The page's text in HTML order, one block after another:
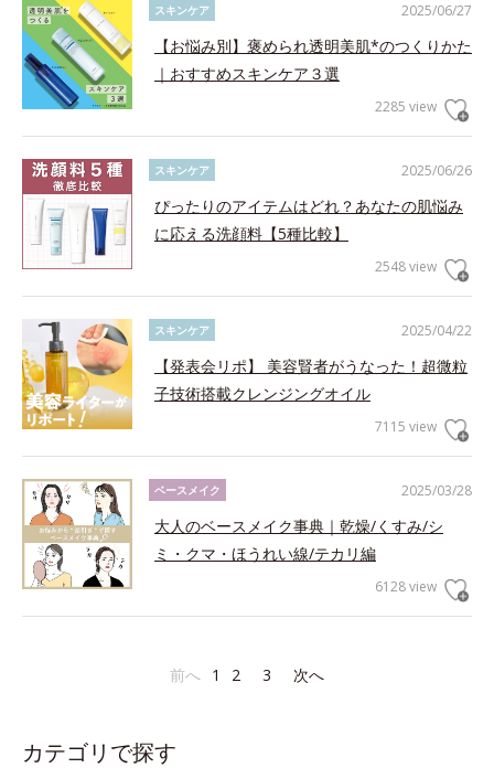
2025/06/27
スキンケア
【お悩み別】褒められ透明美肌*のつくりかた
｜おすすめスキンケア３選
2285 view
2025/06/26
スキンケア
ぴったりのアイテムはどれ？あなたの肌悩み
に応える洗顔料【5種比較】
2548 view
2025/04/22
スキンケア
【発表会リポ】 美容賢者がうなった！超微粒
子技術搭載クレンジングオイル
7115 view
2025/03/28
ベースメイク
大人のベースメイク事典｜乾燥/くすみ/シ
ミ・クマ・ほうれい線/テカリ編
6128 view
前へ 1 2 3 次へ
カテゴリで探す